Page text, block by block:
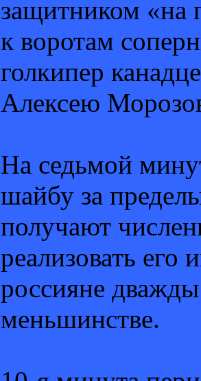
защитником «на
к воротам
голкипер
Алексею
На седьмой
шайбу за
получают
реализовать его
россияне
меньшинстве.